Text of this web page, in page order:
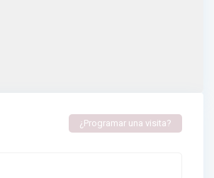
¿Programar una visita?